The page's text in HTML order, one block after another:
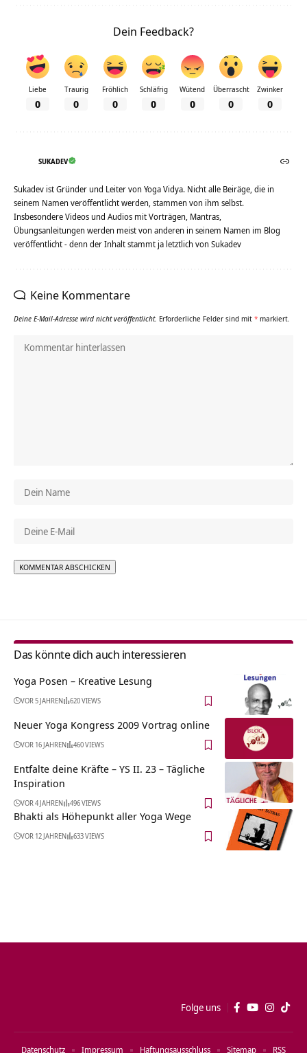
Dein Feedback?
Liebe
0
Traurig
0
Fröhlich
0
Schläfrig
0
Wütend
0
Überrascht
0
Zwinker
0
SUKADEV
Sukadev ist Gründer und Leiter von Yoga Vidya. Nicht alle Beiräge, die in
seinem Namen veröffentlicht werden, stammen von ihm selbst.
Insbesondere Videos und Audios mit Vorträgen, Mantras,
Übungsanleitungen werden meist von anderen in seinem Namen im Blog
veröffentlicht - denn der Inhalt stammt ja letztlich von Sukadev
Keine Kommentare
Deine E-Mail-Adresse wird nicht veröffentlicht. Erforderliche Felder sind mit * markiert.
Das könnte dich auch interessieren
Yoga Posen – Kreative Lesung
VOR 5 JAHREN 620 VIEWS
Neuer Yoga Kongress 2009 Vortrag online
VOR 16 JAHREN 460 VIEWS
Entfalte deine Kräfte – YS II. 23 – Tägliche
Inspiration
VOR 4 JAHREN 496 VIEWS
Bhakti als Höhepunkt aller Yoga Wege
VOR 12 JAHREN 633 VIEWS
Folge uns
Datenschutz Impressum Haftungsausschluss Sitemap RSS